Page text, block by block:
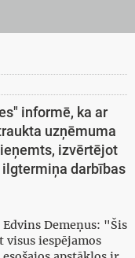
informē, ka ar
uzņēmuma
izvērtējot
darbības
Demeņus: "Šis
iespējamos